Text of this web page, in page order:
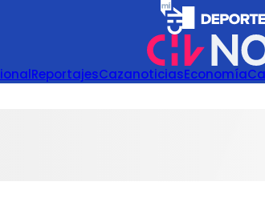
ReportajesCazanoticiasEconomía